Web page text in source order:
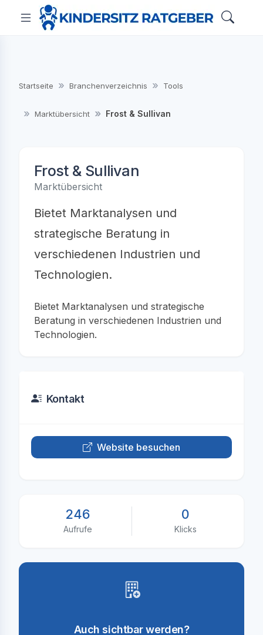
Startseite Branchenverzeichnis Tools
Marktübersicht Frost & Sullivan
Frost & Sullivan
Marktübersicht
Bietet Marktanalysen und
strategische Beratung in
verschiedenen Industrien und
Technologien.
Bietet Marktanalysen und strategische
Beratung in verschiedenen Industrien und
Technologien.
Kontakt
Website besuchen
246
Aufrufe
0
Klicks
Auch sichtbar werden?